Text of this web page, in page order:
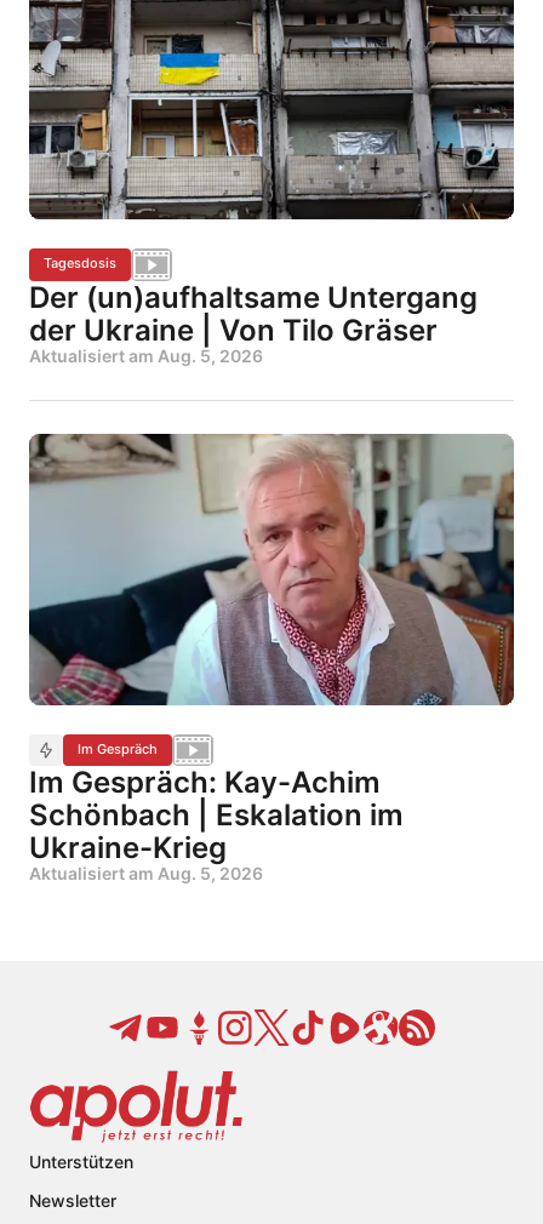
Tagesdosis
Der (un)aufhaltsame Untergang
der Ukraine | Von Tilo Gräser
Aktualisiert am Aug. 5, 2026
Im Gespräch
Im Gespräch: Kay-Achim
Schönbach | Eskalation im
Ukraine-Krieg
Aktualisiert am Aug. 5, 2026
Unterstützen
Newsletter